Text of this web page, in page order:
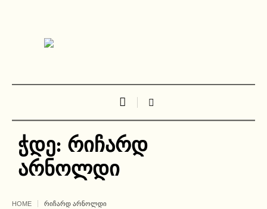
ჭდე: რიჩარდ
არნოლდი
HOME ᲠᲘᲩᲐᲠᲓ ᲐᲠᲜᲝᲚᲓᲘ